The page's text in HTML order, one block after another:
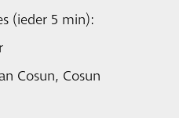
(ieder 5 min):
Cosun, Cosun